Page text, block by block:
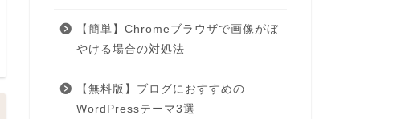
【簡単】Chromeブラウザで画像がぼ
やける場合の対処法
【無料版】ブログにおすすめの
WordPressテーマ3選